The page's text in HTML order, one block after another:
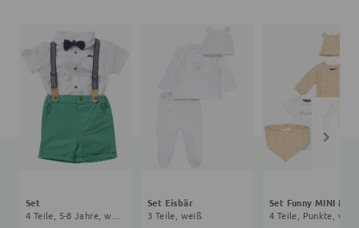
Set
Set Eisbär
3 Teile, weiß
Set Funny MINI